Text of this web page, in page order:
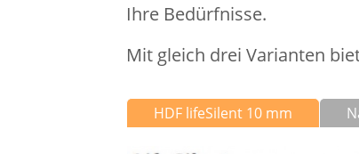
Ihre Bedürfnisse.
Mit gleich drei Varianten
HDF lifeSilent 10 mm